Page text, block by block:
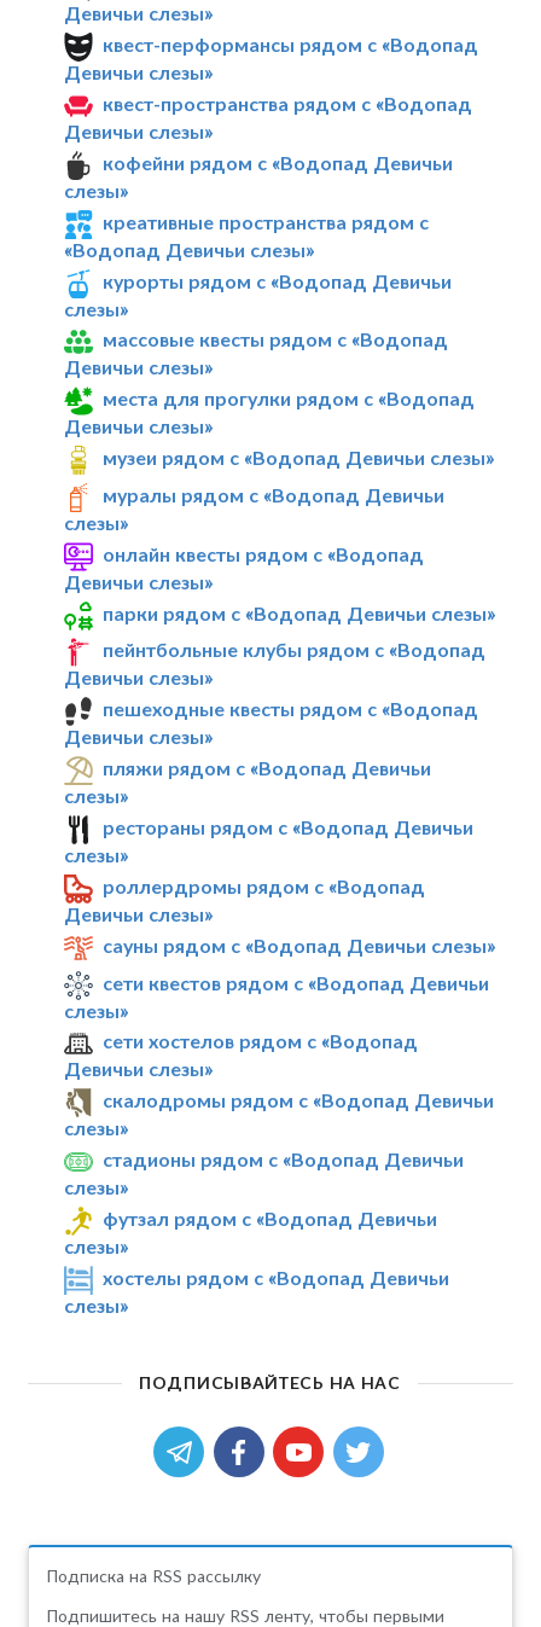
Девичьи слезы»
квест-перформансы рядом с «Водопад
Девичьи слезы»
квест-пространства рядом с «Водопад
Девичьи слезы»
кофейни рядом с «Водопад Девичьи
слезы»
креативные пространства рядом с
«Водопад Девичьи слезы»
курорты рядом с «Водопад Девичьи
слезы»
массовые квесты рядом с «Водопад
Девичьи слезы»
места для прогулки рядом с «Водопад
Девичьи слезы»
музеи рядом с «Водопад Девичьи слезы»
муралы рядом с «Водопад Девичьи
слезы»
онлайн квесты рядом с «Водопад
Девичьи слезы»
парки рядом с «Водопад Девичьи слезы»
пейнтбольные клубы рядом с «Водопад
Девичьи слезы»
пешеходные квесты рядом с «Водопад
Девичьи слезы»
пляжи рядом с «Водопад Девичьи
слезы»
рестораны рядом с «Водопад Девичьи
слезы»
роллердромы рядом с «Водопад
Девичьи слезы»
сауны рядом с «Водопад Девичьи слезы»
сети квестов рядом с «Водопад Девичьи
слезы»
сети хостелов рядом с «Водопад
Девичьи слезы»
скалодромы рядом с «Водопад Девичьи
слезы»
стадионы рядом с «Водопад Девичьи
слезы»
футзал рядом с «Водопад Девичьи
слезы»
хостелы рядом с «Водопад Девичьи
слезы»
ПОДПИСЫВАЙТЕСЬ НА НАС
Подписка на RSS рассылку
Подпишитесь на нашу RSS ленту, чтобы первыми